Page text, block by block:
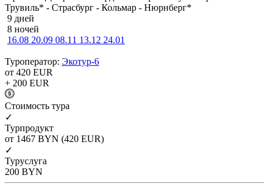
Трувиль* - Страсбург - Кольмар - Нюрнберг*
9 дней
8 ночей
16.08 20.09 08.11 13.12 24.01
Туроператор: Экотур-6
от 420 EUR
+ 200 EUR
Cтоимость тура
✓
Турпродукт
от 1467 BYN (420 EUR)
✓
Туруслуга
200 BYN